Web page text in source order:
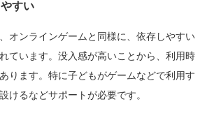
すい
オンラインゲームと同様に、依存しやすい
ています。没入感が高いことから、利用時
ります。特に子どもがゲームなどで利用す
けるなどサポートが必要です。